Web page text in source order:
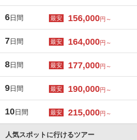
6日間 最安 156,000円～
7日間 最安 164,000円～
8日間 最安 177,000円～
9日間 最安 190,000円～
10日間 最安 215,000円～
人気スポットに行けるツアー